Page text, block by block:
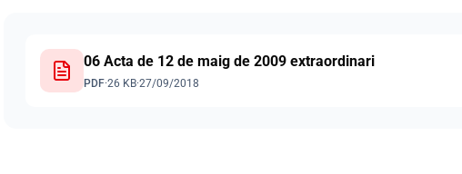
06 Acta de 12 de maig de 2009 extraordinari
PDF·26 KB·27/09/2018